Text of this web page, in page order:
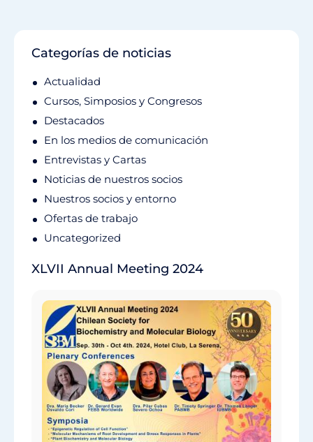
Categorías de noticias
Actualidad
Cursos, Simposios y Congresos
Destacados
En los medios de comunicación
Entrevistas y Cartas
Noticias de nuestros socios
Nuestros socios y entorno
Ofertas de trabajo
Uncategorized
XLVII Annual Meeting 2024